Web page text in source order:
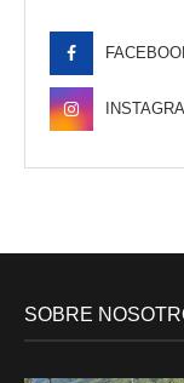
SOBRE